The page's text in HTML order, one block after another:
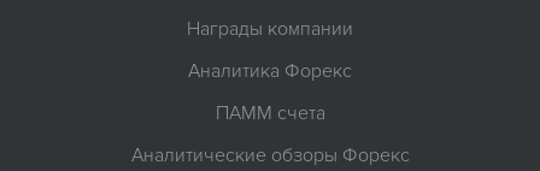
Награды компании
Аналитика Форекс
ПАММ счета
Аналитические обзоры Форекс